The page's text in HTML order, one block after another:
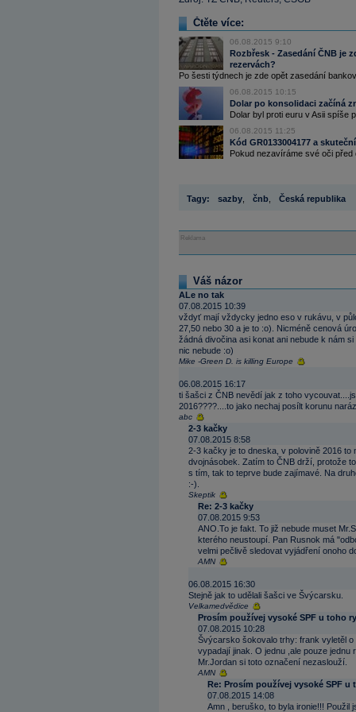
Čtěte více:
06.08.2015 9:10
Rozbřesk - Zasedání ČNB je
rezervách?
Po šesti týdnech je zde opět zasedání
06.08.2015 10:15
Dolar po konsolidaci začíná
Dolar byl proti euru v Asii spíše
06.08.2015 11:25
Kód GR0133004177 a
Pokud nezavíráme své oči
Tagy: sazby čnb Česká republika
Reklama
Váš názor
ALe no tak
07.08.2015 10:39
vždyť mají vždycky jedno eso v rukávu, v
27,50 nebo 30 a je to :o). Nicméně cenová
žádná divočina asi konat ani nebude k nám
nic nebude :o)
Mike -Green D. is killing Europe
06.08.2015 16:17
ti šašci z ČNB nevědí jak z toho
2016????....to jako nechaj posílt korunu
abc
2-3 kačky
07.08.2015 8:58
2-3 kačky je to dneska, v polovině 2016 to
dvojnásobek. Zatím to ČNB drží, protože
s tím, tak to teprve bude zajímavé. Na
:-).
Skeptik
Re: 2-3 kačky
07.08.2015 9:53
ANO.To je fakt. To již nebude muset
kterého neustoupí. Pan Rusnok má
velmi pečlivě sledovat vyjádření onoho
AMN
06.08.2015 16:30
Stejně jak to udělali šašci ve Švýcarsku.
Velkamedvědice
Prosím používej vysoké SPF u toho
07.08.2015 10:28
Švýcarsko šokovalo trhy: frank vyletěl
vypadají jinak. O jednu ,ale pouze jednu
Mr.Jordan si toto označení nezaslouží.
AMN
Re: Prosím používej vysoké SPF u
07.08.2015 14:08
Amn , beruško, to byla ironie!!! Použil